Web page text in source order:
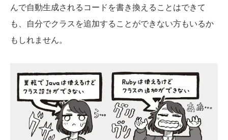
んで自動生成されるコードを書き換えることはできて
も、自分でクラスを追加することができない方もいるか
もしれません。